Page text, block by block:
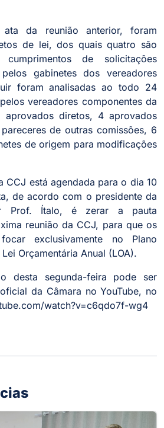
da reunião anterior, foram
de lei, dos quais quatro são
cumprimentos de solicitações
gabinetes dos vereadores
foram analisadas ao todo 24
vereadores componentes da
aprovados diretos, 4 aprovados
de outras comissões, 6
de origem para modificações
CCJ está agendada para o dia 10
de acordo com o presidente da
Prof. Ítalo, é zerar a pauta
reunião da CCJ, para que os
exclusivamente no Plano
Orçamentária Anual (LOA).
desta segunda-feira pode ser
da Câmara no YouTube, no
watch?v=c6qdo7f-wg4